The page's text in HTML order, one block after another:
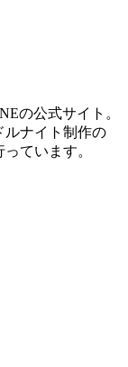
の公式サイト。
ルナイト制作の
ています。